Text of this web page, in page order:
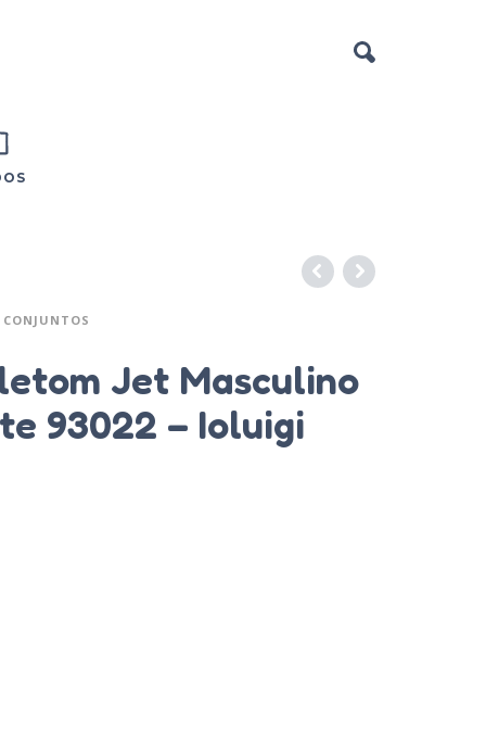
CONJUNTOS
Jet Masculino
93022 – Ioluigi